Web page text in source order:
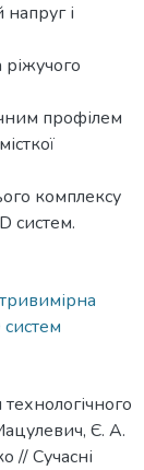
і
ріжучого
профілем
комплексу
систем.
тривимірна
Є. А.
// Сучасні